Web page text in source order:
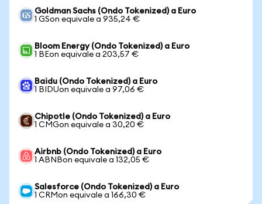
Goldman Sachs (Ondo Tokenized) a Euro
1 GSon equivale a 935,24 €
Bloom Energy (Ondo Tokenized) a Euro
1 BEon equivale a 203,57 €
Baidu (Ondo Tokenized) a Euro
1 BIDUon equivale a 97,06 €
Chipotle (Ondo Tokenized) a Euro
1 CMGon equivale a 30,20 €
Airbnb (Ondo Tokenized) a Euro
1 ABNBon equivale a 132,05 €
Salesforce (Ondo Tokenized) a Euro
1 CRMon equivale a 166,30 €